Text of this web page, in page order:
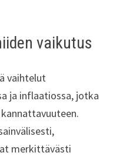
vaikutus
vaihtelut
ja inflaatiossa, jotka
merkittävästi